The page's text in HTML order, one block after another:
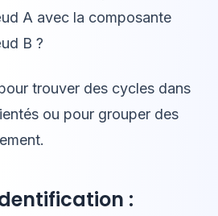
A avec la composante
B ?
trouver des cycles dans
ou pour grouper des
: